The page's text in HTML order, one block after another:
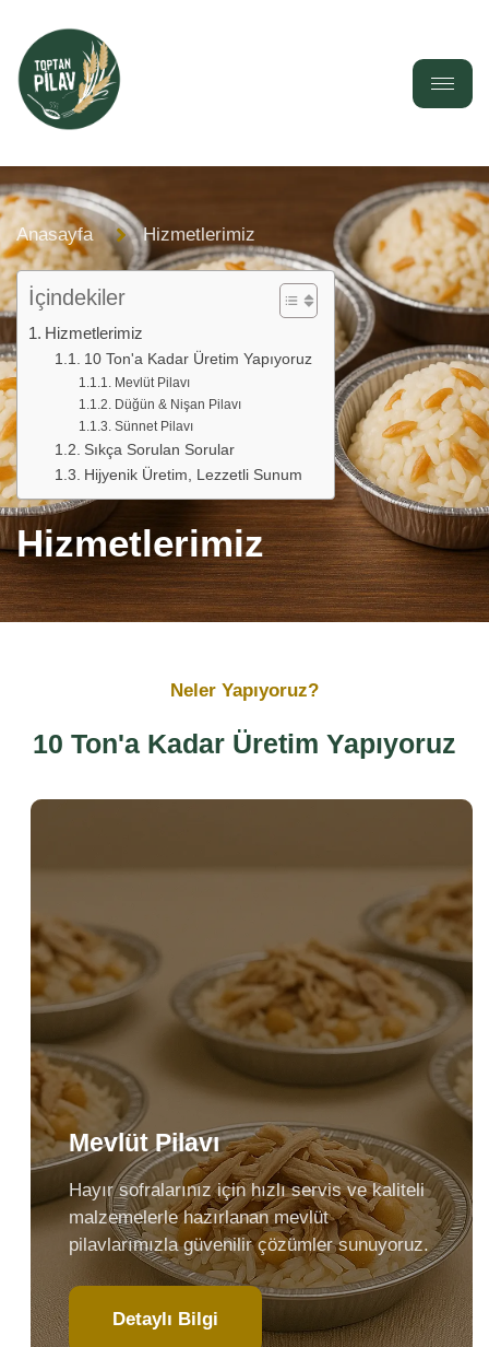
Anasayfa Hizmetlerimiz
İçindekiler
Hizmetlerimiz
10 Ton'a Kadar Üretim Yapıyoruz
Mevlüt Pilavı
Düğün & Nişan Pilavı
Sünnet Pilavı
Sıkça Sorulan Sorular
Hijyenik Üretim, Lezzetli Sunum
Hizmetlerimiz
Neler Yapıyoruz?
10 Ton'a Kadar Üretim Yapıyoruz
Mevlüt Pilavı
Hayır sofralarınız için hızlı servis ve kaliteli
malzemelerle hazırlanan mevlüt
pilavlarımızla güvenilir çözümler sunuyoruz.
Detaylı Bilgi